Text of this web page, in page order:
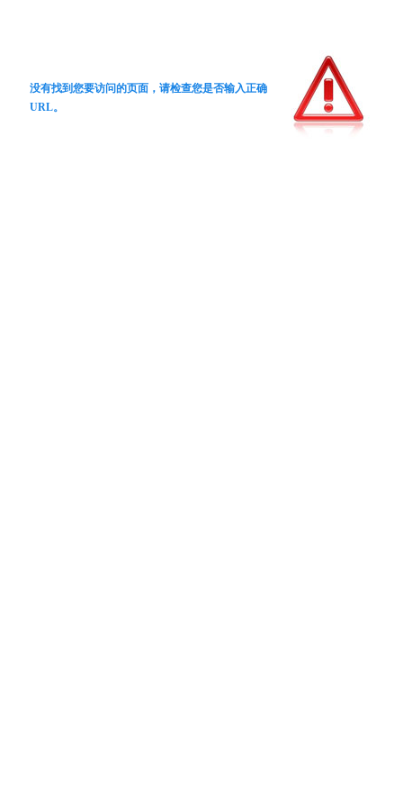
没有找到您要访问的页面，请检查您是否输入正确
URL。